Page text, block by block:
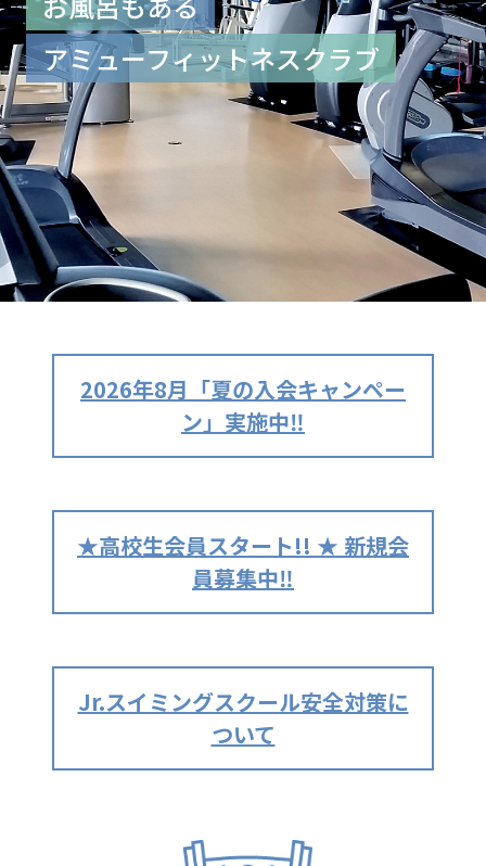
アミューフィットネスクラブ
2026年8月「夏の入会キャンペー
ン」実施中‼
★高校生会員スタート!! ★ 新規会
員募集中‼
Jr.スイミングスクール安全対策に
ついて